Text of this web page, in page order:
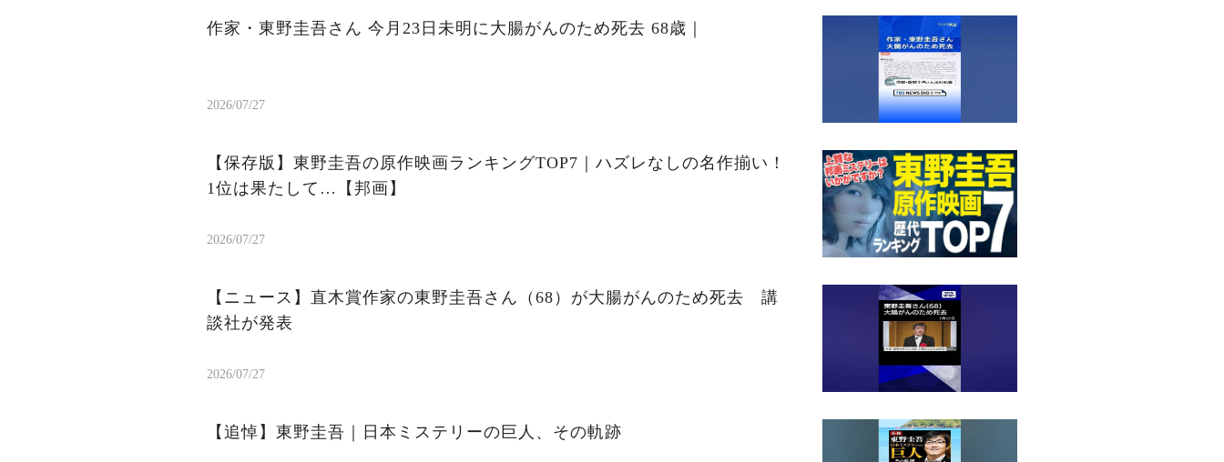
作家・東野圭吾さん 今月23日未明に大腸がんのため死去 68歳｜
2026/07/27
【保存版】東野圭吾の原作映画ランキングTOP7｜ハズレなしの名作揃い！
1位は果たして…【邦画】
2026/07/27
【ニュース】直木賞作家の東野圭吾さん（68）が大腸がんのため死去 講
談社が発表
2026/07/27
【追悼】東野圭吾｜日本ミステリーの巨人、その軌跡